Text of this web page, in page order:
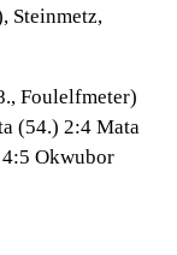
Steinmetz,
Foulelfmeter)
(54.) 2:4 Mata
Okwubor